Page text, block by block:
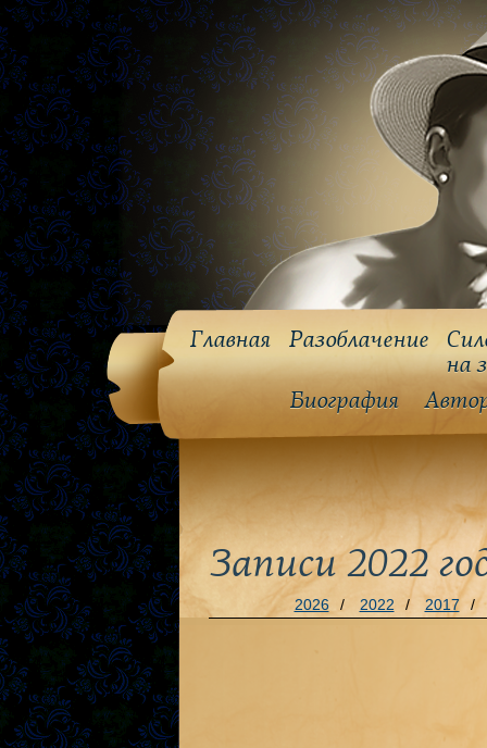
Главная Разоблачение
на
Биография
Записи 2022
2026 / 2022 / 2017 /